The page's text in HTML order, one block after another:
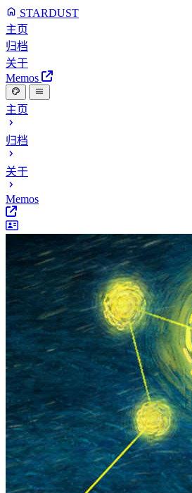
STARDUST
主页
归档
关于
Memos
主页
归档
关于
Memos